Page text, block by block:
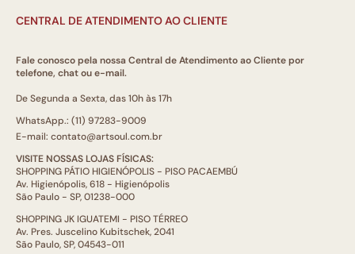
CENTRAL DE ATENDIMENTO AO CLIENTE
Fale conosco pela nossa Central de Atendimento ao Cliente por
telefone, chat ou e-mail.
De Segunda a Sexta, das 10h às 17h
WhatsApp.: (11) 97283-9009
E-mail: contato@artsoul.com.br
VISITE NOSSAS LOJAS FÍSICAS:
SHOPPING PÁTIO HIGIENÓPOLIS - PISO PACAEMBÚ
Av. Higienópolis, 618 - Higienópolis
São Paulo - SP, 01238-000
SHOPPING JK IGUATEMI - PISO TÉRREO
Av. Pres. Juscelino Kubitschek, 2041
São Paulo, SP, 04543-011